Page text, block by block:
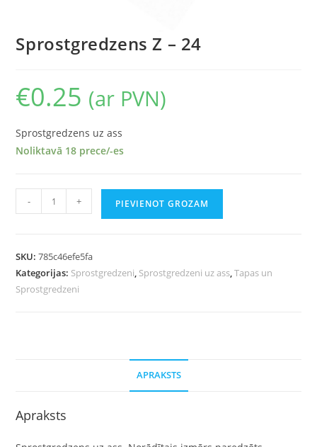
Sprostgredzens Z – 24
€0.25 (ar PVN)
Sprostgredzens uz ass
Noliktavā 18 prece/-es
- + PIEVIENOT GROZAM
SKU:785c46efe5fa
Kategorijas: Sprostgredzeni, Sprostgredzeni uz ass,Tapas un
Sprostgredzeni
APRAKSTS
Apraksts